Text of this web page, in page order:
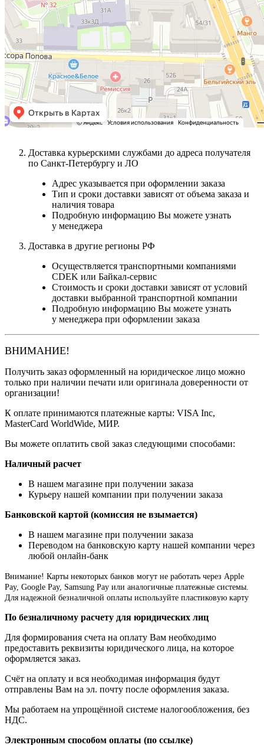
Доставка курьерскими службами до адреса получателя
по Санкт-Петербургу и ЛО
Адрес указывается при оформлении заказа
Тип и сроки доставки зависят от объема заказа и
наличия товара
Подробную информацию Вы можете узнать
у менеджера
Доставка в другие регионы РФ
Осуществляется транспортными компаниями
CDEK или Байкал-сервис
Стоимость и сроки доставки зависят от условий
доставки выбранной транспортной компании
Подробную информацию Вы можете узнать
у менеджера при оформлении заказа
ВНИМАНИЕ!
Получить заказ оформленный на юридическое лицо можно
только при наличии печати или оригинала доверенности от
организации!
К оплате принимаются платежные карты: VISA Inc,
MasterCard WorldWide, МИР.
Вы можете оплатить свой заказ следующими способами:
Наличный расчет
В нашем магазине при получении заказа
Курьеру нашей компании при получении заказа
Банковской картой (комиссия не взымается)
В нашем магазине при получении заказа
Переводом на банковскую карту нашей компании через
любой онлайн-банк
Внимание! Карты некоторых банков могут не работать через Apple
Pay, Google Pay, Samsung Pay или аналогичные платежные системы.
Для надежной безналичной оплаты используйте пластиковую карту
По безналичному расчету для юридических лиц
Для формирования счета на оплату Вам необходимо
предоставить реквизиты юридического лица, на которое
оформляется заказ.
Счёт на оплату и вся необходимая информация будут
отправлены Вам на эл. почту после оформления заказа.
Мы работаем на упрощённой системе налогообложения, без
НДС.
Электронным способом оплаты (по ссылке)